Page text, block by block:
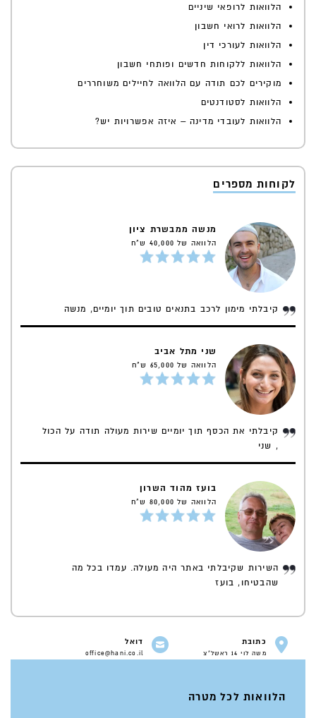
הלוואות לרופאי שיניים
הלוואות לרואי חשבון
הלוואות לעורכי דין
הלוואות ללקוחות חדשים ופותחי חשבון
מוקירים לכם תודה עם הלוואה לחיילים משוחררים
הלוואות לסטודנטים
הלוואות לעובדי מדינה – איזה אפשרויות יש?
לקוחות מספרים
מנשה ממבשרת ציון
הלוואה של 40,000 ש"ח
קיבלתי מימון לרכב בתנאים טובים תוך יומיים, מנשה
שני מתל אביב
הלוואה של 65,000 ש"ח
קיבלתי את הכסף תוך יומיים שירות מעולה תודה על הכול
, שני
בועז מהוד השרון
הלוואה של 80,000 ש"ח
השירות שקיבלתי באתר היה מעולה. עמדו בכל מה
שהבטיחו, בועז
כתובת
משה לוי 14 ראשל"צ
דואל
office@hani.co.il
הלוואות לכל מטרה